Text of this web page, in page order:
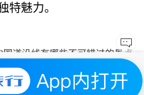
特魅力。
国道沿线有哪些不可错过的景点
寨万达小镇怎么坐车